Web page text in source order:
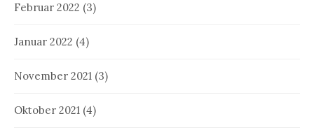
Februar 2022 (3)
Januar 2022 (4)
November 2021 (3)
Oktober 2021 (4)